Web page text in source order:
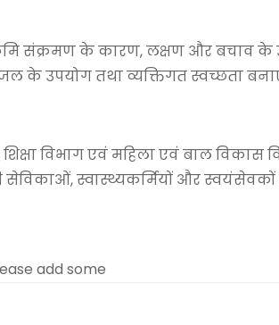
संक्रमण के कारण, लक्षण और बचाव के
के उपयोग तथा व्यक्तिगत स्वच्छता
शिक्षा विभाग एवं महिला एवं बाल
स्वास्थ्यकर्मियों और स्वयंसेवकों
add some